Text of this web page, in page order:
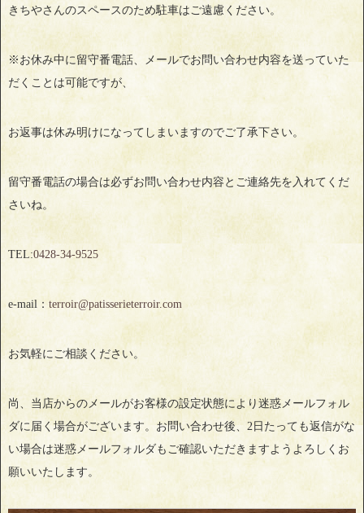
きちやさんのスペースのため駐車はご遠慮ください。
※お休み中に留守番電話、メールでお問い合わせ内容を送っていた
だくことは可能ですが、
お返事は休み明けになってしまいますのでご了承下さい。
留守番電話の場合は必ずお問い合わせ内容とご連絡先を入れてくだ
さいね。
TEL:0428‐34‐9525
e-mail： terroir@patisserieterroir.com
お気軽にご相談ください。
尚、当店からのメールがお客様の設定状態により迷惑メールフォル
ダに届く場合がございます。お問い合わせ後、2日たっても返信がな
い場合は迷惑メールフォルダもご確認いただきますようよろしくお
願いいたします。